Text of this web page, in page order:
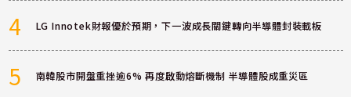
4 LG Innotek財報優於預期，下一波成長關鍵轉向半導體封裝載板
5 南韓股市開盤重挫逾6% 再度啟動熔斷機制 半導體股成重災區